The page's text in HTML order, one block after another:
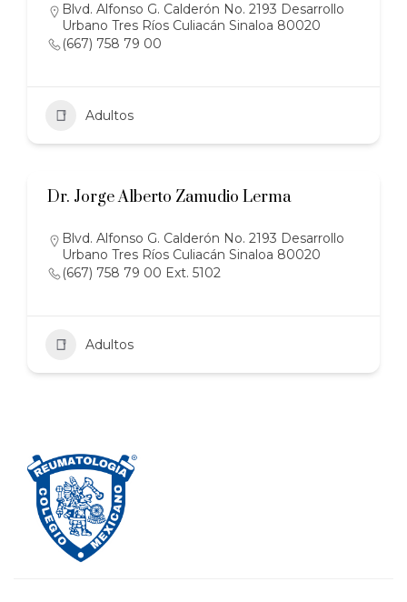
Blvd. Alfonso G. Calderón No. 2193 Desarrollo
Urbano Tres Ríos Culiacán Sinaloa 80020
(667) 758 79 00
Adultos
Dr. Jorge Alberto Zamudio Lerma
Blvd. Alfonso G. Calderón No. 2193 Desarrollo
Urbano Tres Ríos Culiacán Sinaloa 80020
(667) 758 79 00 Ext. 5102
Adultos